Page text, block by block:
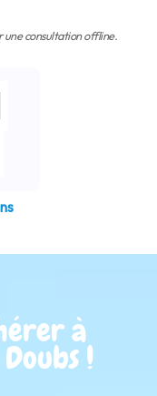
une consultation offline.
à
!